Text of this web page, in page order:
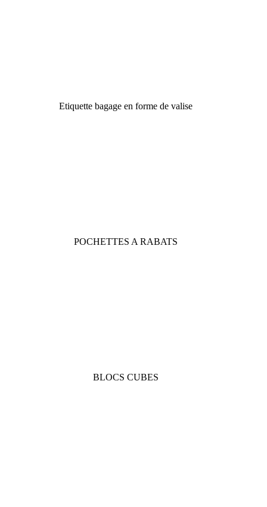
Etiquette bagage en forme de valise
POCHETTES A RABATS
BLOCS CUBES